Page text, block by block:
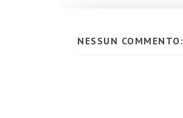
NESSUN COMMENTO: